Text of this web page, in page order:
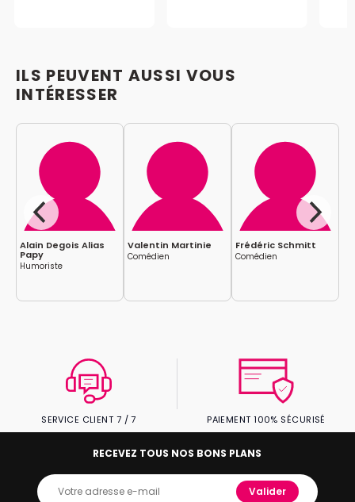
ILS PEUVENT AUSSI VOUS
INTÉRESSER
Alain Degois Alias
Papy
Humoriste
Valentin Martinie
Comédien
Frédéric Schmitt
Comédien
SERVICE CLIENT 7 / 7 PAIEMENT 100% SÉCURISÉ
RECEVEZ TOUS NOS BONS PLANS
Valider